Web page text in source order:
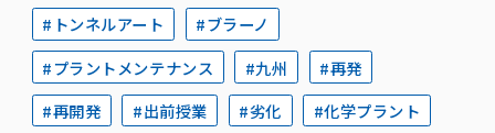
#トンネルアート
#ブラーノ
#プラントメンテナンス
#九州
#再発
#再開発
#出前授業 #劣化
#化学プラント